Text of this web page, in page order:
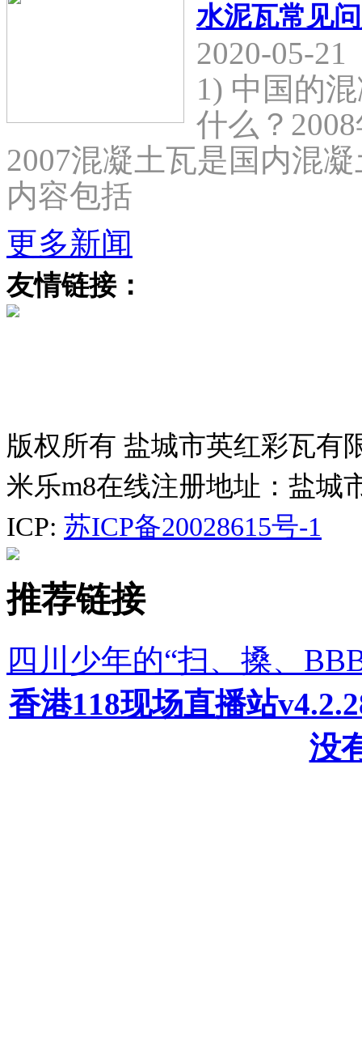
水泥瓦常见
2020-05-21
1) 中国的
什么？
2007混凝土瓦是国内混
内容包括
更多新闻
友情链接：
版权所有 盐城市英红彩瓦有
米乐m8在线注册地址：盐城
ICP: 苏ICP备20028615号-1
推荐链接
四川少年的“扫、搡、
香港118现场直播站
没